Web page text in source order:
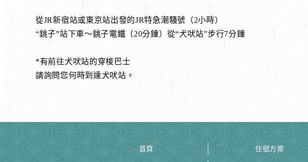
從JR新宿站或東京站出發的JR特急潮騷號（2小時）
“銚子”站下車～銚子電鐵（20分鐘）從“犬吠站”步行7分鐘
*有前往犬吠站的穿梭巴士
請詢問您何時到達犬吠站。
首頁 住宿方案